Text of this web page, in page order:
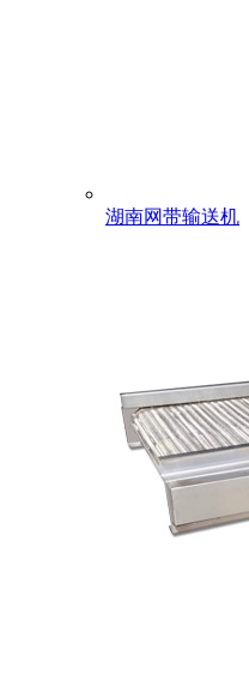
湖南网带输送机